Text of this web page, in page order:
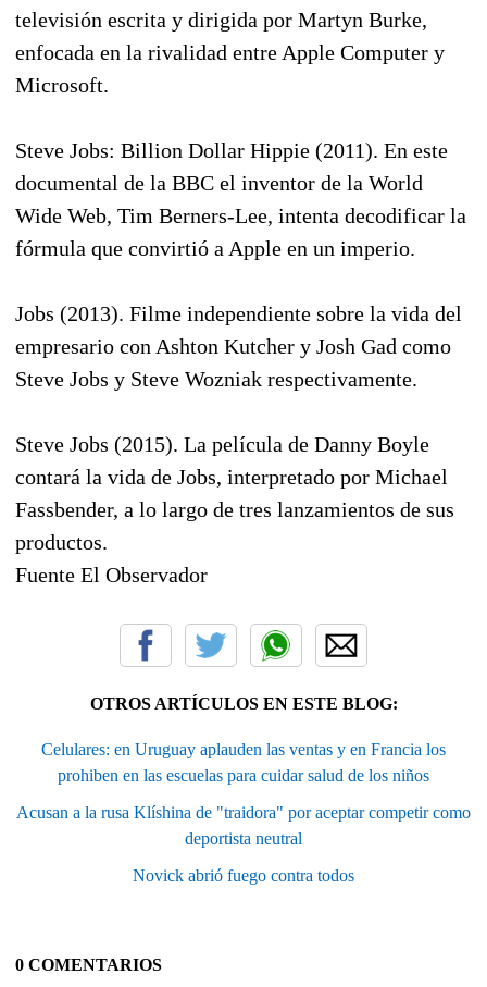
televisión escrita y dirigida por Martyn Burke,
enfocada en la rivalidad entre Apple Computer y
Microsoft.
Steve Jobs: Billion Dollar Hippie (2011). En este
documental de la BBC el inventor de la World
Wide Web, Tim Berners-Lee, intenta decodificar la
fórmula que convirtió a Apple en un imperio.
Jobs (2013). Filme independiente sobre la vida del
empresario con Ashton Kutcher y Josh Gad como
Steve Jobs y Steve Wozniak respectivamente.
Steve Jobs (2015). La película de Danny Boyle
contará la vida de Jobs, interpretado por Michael
Fassbender, a lo largo de tres lanzamientos de sus
productos.
Fuente El Observador
OTROS ARTÍCULOS EN ESTE BLOG:
Celulares: en Uruguay aplauden las ventas y en Francia los
prohiben en las escuelas para cuidar salud de los niños
Acusan a la rusa Klíshina de "traidora" por aceptar competir como
deportista neutral
Novick abrió fuego contra todos
0 COMENTARIOS